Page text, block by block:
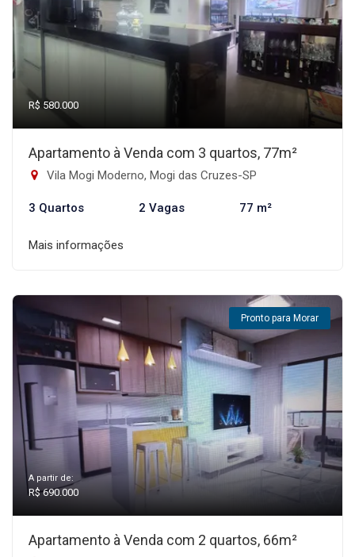
R$ 580.000
Apartamento à Venda com 3 quartos, 77m²
Vila Mogi Moderno, Mogi das Cruzes-SP
3 Quartos 2 Vagas 77 m²
Mais informações
Pronto para Morar
A partir de:
R$ 690.000
Apartamento à Venda com 2 quartos, 66m²